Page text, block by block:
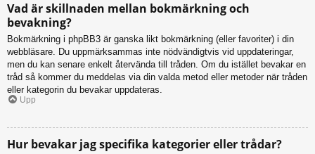
Vad är skillnaden mellan bokmärkning och
bevakning?
Bokmärkning i phpBB3 är ganska likt bokmärkning (eller favoriter) i din
webbläsare. Du uppmärksammas inte nödvändigtvis vid uppdateringar,
men du kan senare enkelt återvända till tråden. Om du istället bevakar en
tråd så kommer du meddelas via din valda metod eller metoder när tråden
eller kategorin du bevakar uppdateras.
Upp
Hur bevakar jag specifika kategorier eller trådar?